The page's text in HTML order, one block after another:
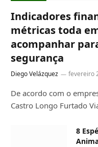
Indicadores
métricas toda
acompanhar
segurança
Diego Velázquez fevereiro
De acordo com o
Castro Longo Furtado
8